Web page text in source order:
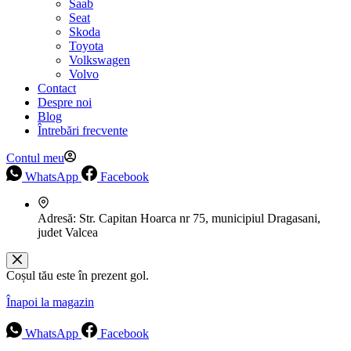
Saab
Seat
Skoda
Toyota
Volkswagen
Volvo
Contact
Despre noi
Blog
Întrebări frecvente
Contul meu
WhatsApp
Facebook
Adresă: Str. Capitan Hoarca nr 75, municipiul Dragasani,
judet Valcea
Coșul tău este în prezent gol.
Înapoi la magazin
WhatsApp Facebook